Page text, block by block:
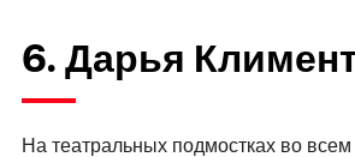
6. Дарья
На театральных подмостках во